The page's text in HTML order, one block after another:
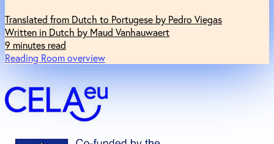
Translated from Dutch to Portugese by Pedro Viegas
Written in Dutch by Maud Vanhauwaert
9 minutes read
Reading Room overview